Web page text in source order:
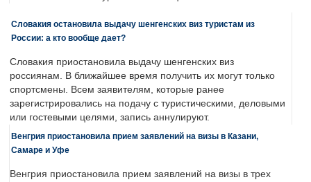
Словакия остановила выдачу шенгенских виз туристам из
России: а кто вообще дает?
Словакия приостановила выдачу шенгенских виз
россиянам. В ближайшее время получить их могут только
спортсмены. Всем заявителям, которые ранее
зарегистрировались на подачу с туристическими, деловыми
или гостевыми целями, запись аннулируют.
Венгрия приостановила прием заявлений на визы в Казани,
Самаре и Уфе
Венгрия приостановила прием заявлений на визы в трех